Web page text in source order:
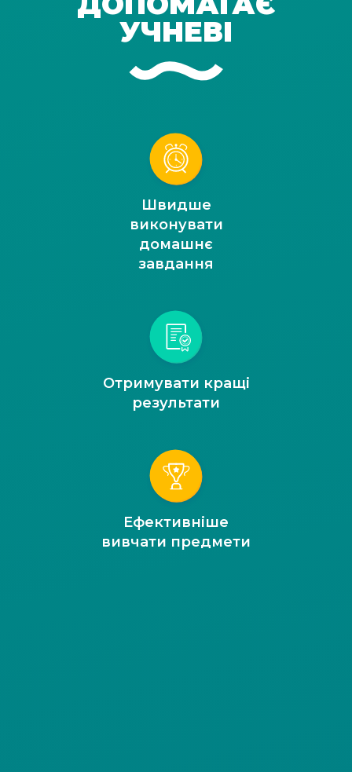
УЧНЕВІ
Швидше
виконувати
домашнє
завдання
Отримувати кращі
результати
Ефективніше
вивчати предмети